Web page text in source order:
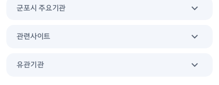
군포시 주요기관
관련사이트
유관기관